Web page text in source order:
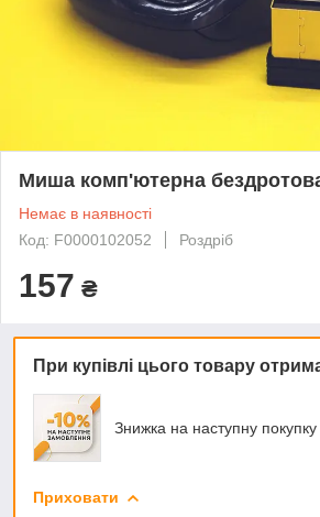
Миша комп'ютерна
Немає в наявності
Код: F0000102052
Роздріб
157 ₴
При купівлі цього товару
Знижка на наступну
Приховати